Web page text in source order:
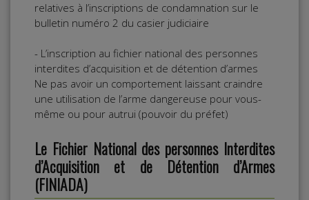
relatives à l’inscriptions de condamnation sur le
bulletin numéro 2 du casier judiciaire
- L’inscription au fichier national des personnes
interdites d’acquisition et de détention d’armes
Ne pas avoir un comportement laissant craindre
une utilisation de l’arme dangereuse pour vous-
même ou pour autrui (pouvoir du préfet)
Le Fichier National des personnes Interdites
d’Acquisition et de Détention d’Armes
(FINIADA)